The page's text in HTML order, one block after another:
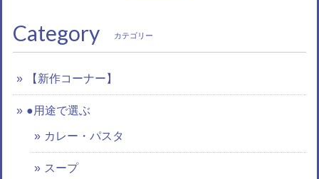
Category カテゴリー
【新作コーナー】
●用途で選ぶ
カレー・パスタ
スープ